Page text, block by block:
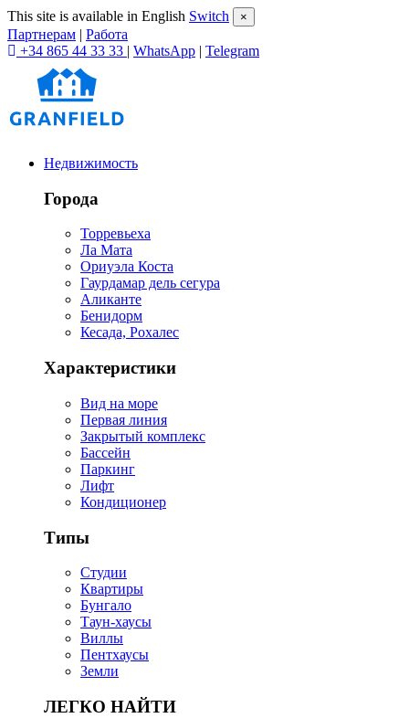
This site is available in English Switch ×
Партнерам | Работа
+34 865 44 33 33 | WhatsApp | Telegram
Недвижимость
Города
Торревьеха
Ла Мата
Ориуэла Коста
Гаурдамар дель сегура
Аликанте
Бенидорм
Кесада, Рохалес
Характеристики
Вид на море
Первая линия
Закрытый комплекс
Бассейн
Паркинг
Лифт
Кондиционер
Типы
Студии
Квартиры
Бунгало
Таун-хаусы
Виллы
Пентхаусы
Земли
ЛЕГКО НАЙТИ